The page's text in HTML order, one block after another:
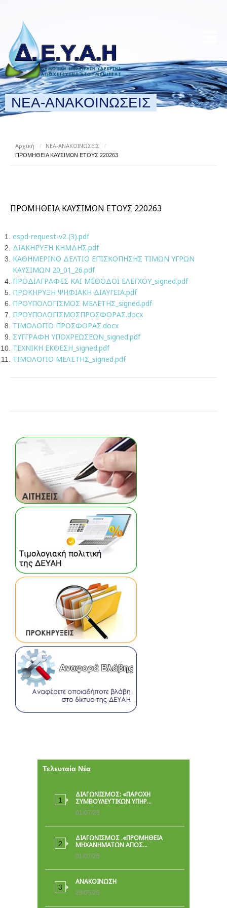
ΝΕΑ-ΑΝΑΚΟΙΝΩΣΕΙΣ
Αρχική / ΝΕΑ-ΑΝΑΚΟΙΝΩΣΕΙΣ
/
ΠΡΟΜΗΘΕΙΑ ΚΑΥΣΙΜΩΝ ΕΤΟΥΣ 220263
ΠΡΟΜΗΘΕΙΑ ΚΑΥΣΙΜΩΝ ΕΤΟΥΣ 220263
espd-request-v2 (3).pdf
ΔΙΑΚΗΡΥΞΗ ΚΗΜΔΗΣ.pdf
ΚΑΘΗΜΕΡΙΝΟ ΔΕΛΤΙΟ ΕΠΙΣΚΟΠΗΣΗΣ ΤΙΜΩΝ ΥΓΡΩΝ
ΚΑΥΣΙΜΩΝ 20_01_26.pdf
ΠΡΟΔΙΑΓΡΑΦΕΣ ΚΑΙ ΜΕΘΟΔΟΙ ΕΛΕΓΧΟΥ_signed.pdf
ΠΡΟΚΗΡΥΞΗ ΨΗΦΙΑΚΗ ΔΙΑΥΓΕΙΑ.pdf
ΠΡΟΥΠΟΛΟΓΙΣΜΟΣ ΜΕΛΕΤΗΣ_signed.pdf
ΠΡΟΥΠΟΛΟΓΙΣΜΟΣΠΡΟΣΦΟΡΑΣ.docx
ΤΙΜΟΛΟΓΙΟ ΠΡΟΣΦΟΡΑΣ.docx
ΣΥΓΓΡΑΦΗ ΥΠΟΧΡΕΩΣΕΩΝ_signed.pdf
ΤΕΧΝΙΚΗ ΕΚΘΕΣΗ_signed.pdf
ΤΙΜΟΛΟΓΙΟ ΜΕΛΕΤΗΣ_signed.pdf
Τελευταία Νέα
ΔΙΑΓΩΝΙΣΜΟΣ: «ΠΑΡΟΧΉ
ΣΥΜΒΟΥΛΕΥΤΙΚΏΝ ΥΠΗΡ…
01/07/26
ΔΙΑΓΩΝΙΣΜΟΣ .«ΠΡΟΜΗΘΕΙΑ
ΜΗΧΑΝΗΜΑΤΩΝ ΑΠΟΣ…
01/07/26
ΑΝΑΚΟΙΝΩΣΗ
28/05/26